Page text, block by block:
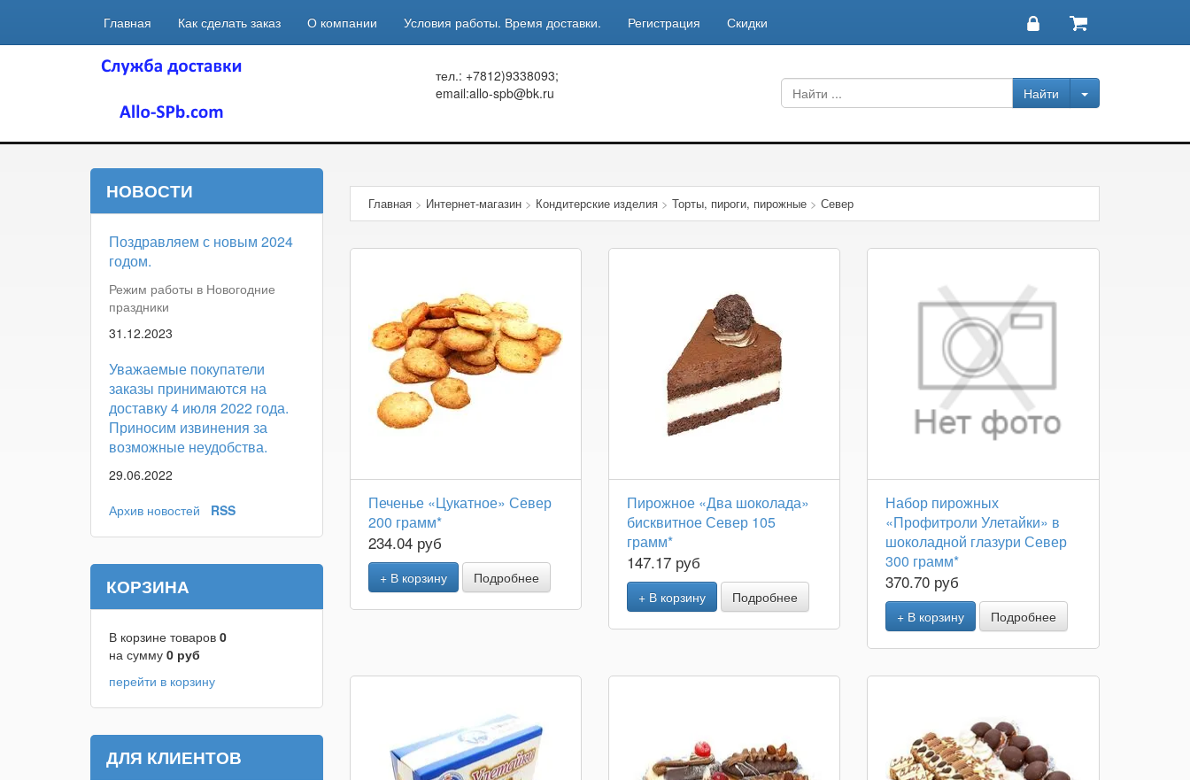
Главная Как сделать заказ О компании Условия работы. Время доставки. Регистрация Скидки
тел.: +7812)9338093;
email:allo-spb@bk.ru
Главная> Интернет-магазин> Кондитерские изделия> Торты, пироги, пирожные> Север
Печенье «Цукатное» Север
200 грамм*
234.04 руб
+ В корзину Подробнее
Пирожное «Два шоколада»
бисквитное Север 105
грамм*
147.17 руб
+ В корзину Подробнее
Набор пирожных
«Профитроли Улетайки» в
шоколадной глазури Север
300 грамм*
370.70 руб
+ В корзину Подробнее
НОВОСТИ
Поздравляем с новым 2024
годом.
Режим работы в Новогодние
праздники
31.12.2023
Уважаемые покупатели
заказы принимаются на
доставку 4 июля 2022 года.
Приносим извинения за
возможные неудобства.
29.06.2022
Архив новостей
RSS
КОРЗИНА
В корзине товаров 0
на сумму 0 руб
перейти в корзину
ДЛЯ КЛИЕНТОВ